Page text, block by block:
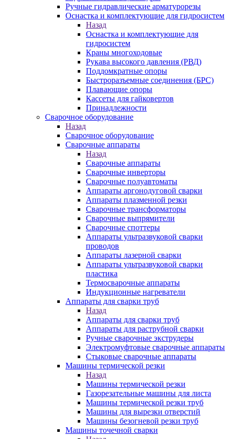
Ручные гидравлические арматурорезы
Оснастка и комплектующие для гидросистем
Назад
Оснастка и комплектующие для
гидросистем
Краны многоходовые
Рукава высокого давления (РВД)
Поддомкратные опоры
Быстроразъемные соединения (БРС)
Плавающие опоры
Кассеты для гайковертов
Принадлежности
Сварочное оборудование
Назад
Сварочное оборудование
Сварочные аппараты
Назад
Сварочные аппараты
Сварочные инверторы
Сварочные полуавтоматы
Аппараты аргонодуговой сварки
Аппараты плазменной резки
Сварочные трансформаторы
Сварочные выпрямители
Сварочные споттеры
Аппараты ультразвуковой сварки
проводов
Аппараты лазерной сварки
Аппараты ультразвуковой сварки
пластика
Термосварочные аппараты
Индукционные нагреватели
Аппараты для сварки труб
Назад
Аппараты для сварки труб
Аппараты для раструбной сварки
Ручные сварочные экструдеры
Электромуфтовые сварочные аппараты
Стыковые сварочные аппараты
Машины термической резки
Назад
Машины термической резки
Газорезательные машины для листа
Машины термической резки труб
Машины для вырезки отверстий
Машины безогневой резки труб
Машины точечной сварки